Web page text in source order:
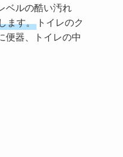
ベルの酷い汚れ
ます。 トイレのク
便器、トイレの中